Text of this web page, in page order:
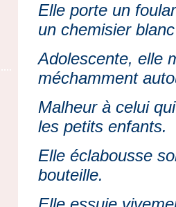
Elle porte un
un chemisier
Adolescente, elle
méchamment
Malheur à celui
les petits enfants.
Elle éclabousse
bouteille.